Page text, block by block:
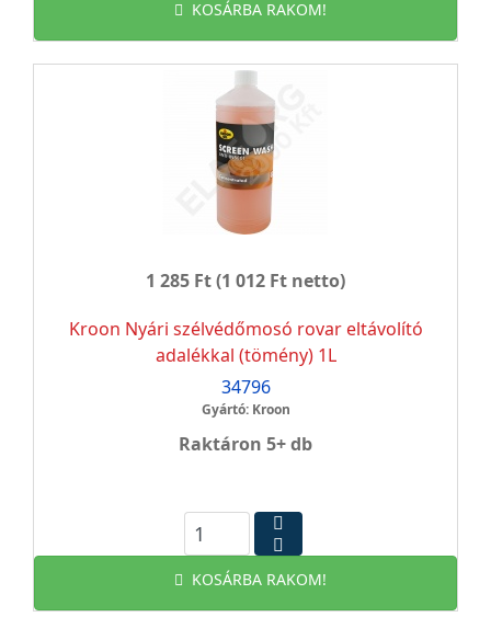
KOSÁRBA RAKOM!
1 285 Ft(1 012 Ft netto)
Kroon Nyári szélvédőmosó rovar eltávolító
adalékkal (tömény) 1L
34796
Gyártó: Kroon
Raktáron 5+ db
KOSÁRBA RAKOM!